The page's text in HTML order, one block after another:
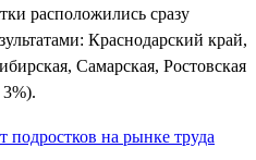
расположились сразу
Краснодарский край,
Самарская, Ростовская